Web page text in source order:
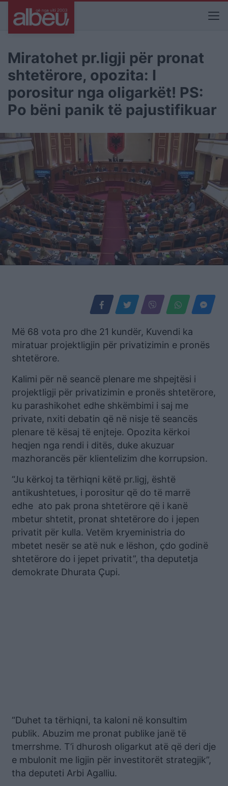
Miratohet pr.ligji për pronat
shtetërore, opozita: I
porositur nga oligarkët! PS:
Po bëni panik të pajustifikuar
Më 68 vota pro dhe 21 kundër, Kuvendi ka
miratuar projektligjin për privatizimin e pronës
shtetërore.
Kalimi për në seancë plenare me shpejtësi i
projektligji për privatizimin e pronës shtetërore,
ku parashikohet edhe shkëmbimi i saj me
private, nxiti debatin që në nisje të seancës
plenare të kësaj të enjteje. Opozita kërkoi
heqjen nga rendi i ditës, duke akuzuar
mazhorancës për klientelizim dhe korrupsion.
“Ju kërkoj ta tërhiqni këtë pr.ligj, është
antikushtetues, i porositur që do të marrë
edhe ato pak prona shtetërore që i kanë
mbetur shtetit, pronat shtetërore do i jepen
privatit për kulla. Vetëm kryeministria do
mbetet nesër se atë nuk e lëshon, çdo godinë
shtetërore do i jepet privatit”, tha deputetja
demokrate Dhurata Çupi.
“Duhet ta tërhiqni, ta kaloni në konsultim
publik. Abuzim me pronat publike janë të
tmerrshme. T’i dhurosh oligarkut atë që deri dje
e mbulonit me ligjin për investitorët strategjik”,
tha deputeti Arbi Agalliu.